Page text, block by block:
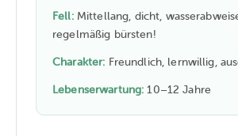
Fell:Mittellang, dicht,
regelmäßig bürsten!
Charakter: Freundlich, lernwillig,
Lebenserwartung: 10–12 Jahre